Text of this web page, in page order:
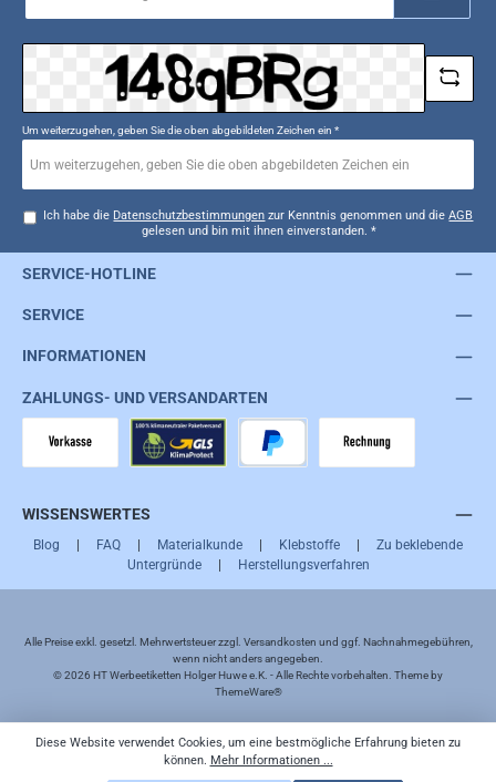
*
Um weiterzugehen, geben Sie die oben abgebildeten Zeichen ein *
Ich habe die Datenschutzbestimmungen zur Kenntnis genommen und dieAGB
gelesen und bin mit ihnen einverstanden. *
SERVICE-HOTLINE
SERVICE
INFORMATIONEN
ZAHLUNGS- UND VERSANDARTEN
WISSENSWERTES
Blog | FAQ | Materialkunde | Klebstoffe | Zu beklebende
Untergründe| Herstellungsverfahren
Alle Preise exkl. gesetzl. Mehrwertsteuer zzgl. Versandkosten und ggf. Nachnahmegebühren,
wenn nicht anders angegeben.
© 2026 HT Werbeetiketten Holger Huwe e.K. - Alle Rechte vorbehalten. Theme by
ThemeWare®
Diese Website verwendet Cookies, um eine bestmögliche Erfahrung bieten zu
können. Mehr Informationen ...